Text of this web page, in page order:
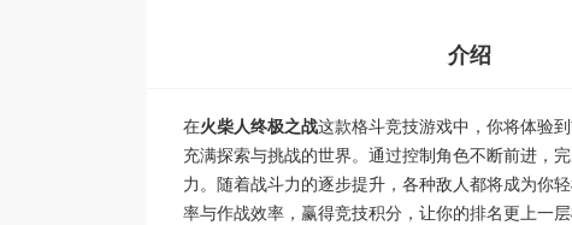
介绍
在火柴人终极之战这款格斗竞技游戏中，你将体验
充满探索与挑战的世界。通过控制角色不断前进，
力。随着战斗力的逐步提升，各种敌人都将成为你
率与作战效率，赢得竞技积分，让你的排名更上一